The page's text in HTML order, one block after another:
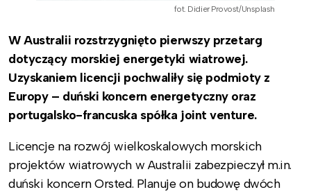
fot. Didier Provost/Unsplash
W Australii rozstrzygnięto pierwszy przetarg
dotyczący morskiej energetyki wiatrowej.
Uzyskaniem licencji pochwaliły się podmioty z
Europy – duński koncern energetyczny oraz
portugalsko-francuska spółka joint venture.
Licencje na rozwój wielkoskalowych morskich
projektów wiatrowych w Australii zabezpieczył m.in.
duński koncern Orsted. Planuje on budowę dwóch